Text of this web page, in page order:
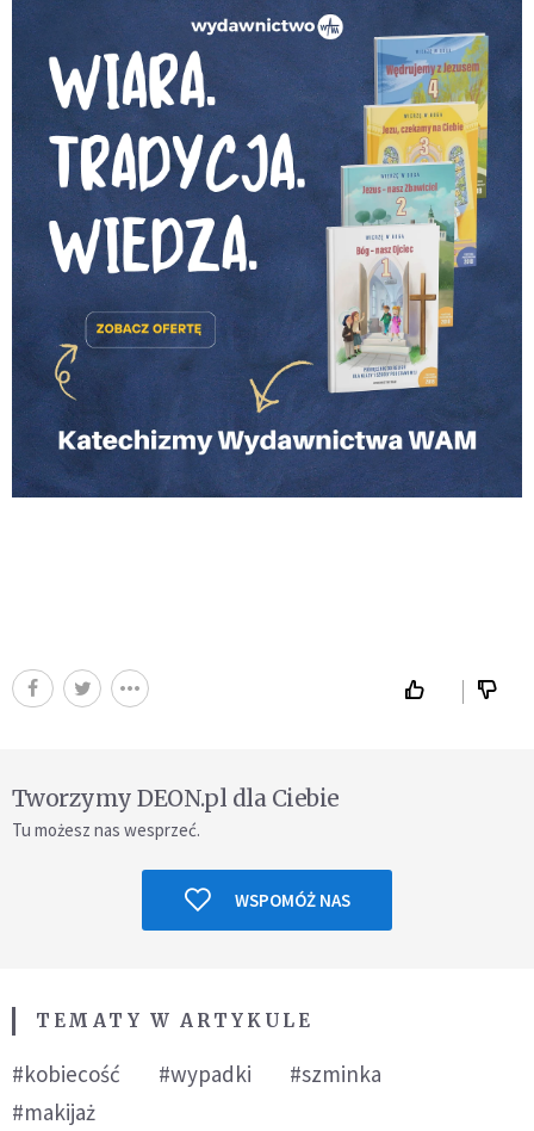
Tworzymy DEON.pl dla Ciebie
Tu możesz nas wesprzeć.
WSPOMÓŻ NAS
TEMATY W ARTYKULE
#kobiecość #wypadki
#szminka
#makijaż